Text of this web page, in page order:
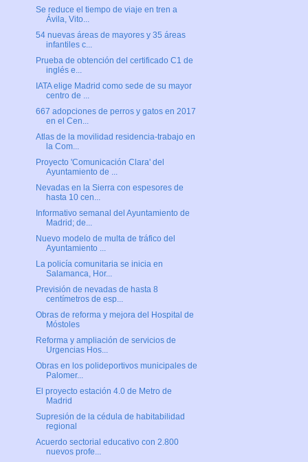
Se reduce el tiempo de viaje en tren a
Ávila, Vito...
54 nuevas áreas de mayores y 35 áreas
infantiles c...
Prueba de obtención del certificado C1 de
inglés e...
IATA elige Madrid como sede de su mayor
centro de ...
667 adopciones de perros y gatos en 2017
en el Cen...
Atlas de la movilidad residencia-trabajo en
la Com...
Proyecto 'Comunicación Clara' del
Ayuntamiento de ...
Nevadas en la Sierra con espesores de
hasta 10 cen...
Informativo semanal del Ayuntamiento de
Madrid; de...
Nuevo modelo de multa de tráfico del
Ayuntamiento ...
La policía comunitaria se inicia en
Salamanca, Hor...
Previsión de nevadas de hasta 8
centímetros de esp...
Obras de reforma y mejora del Hospital de
Móstoles
Reforma y ampliación de servicios de
Urgencias Hos...
Obras en los polideportivos municipales de
Palomer...
El proyecto estación 4.0 de Metro de
Madrid
Supresión de la cédula de habitabilidad
regional
Acuerdo sectorial educativo con 2.800
nuevos profe...